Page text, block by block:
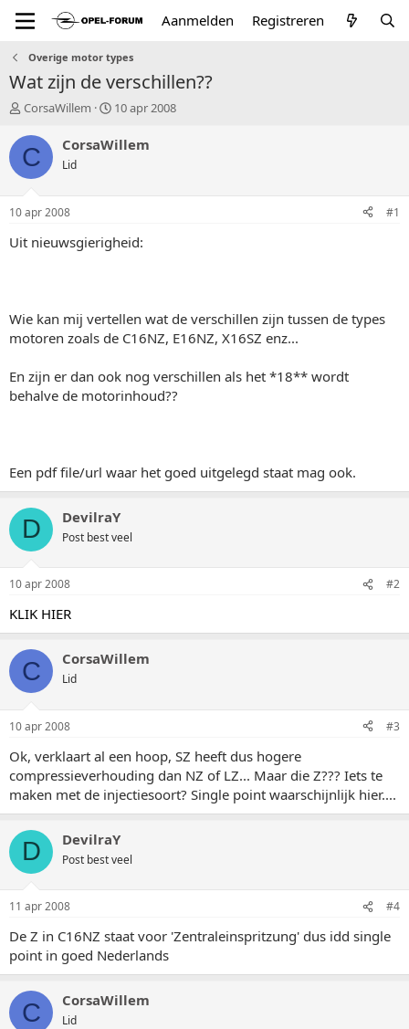
Aanmelden Registreren
Overige motor types
Wat zijn de verschillen??
T
p
i
a
r
CorsaWillem
S
a
u
10 apr 2008
C CorsaWillem
Lid
10 apr 2008 #1
Uit nieuwsgierigheid:
Wie kan mij vertellen wat de verschillen zijn tussen de types
motoren zoals de C16NZ, E16NZ, X16SZ enz...
En zijn er dan ook nog verschillen als het *18** wordt
behalve de motorinhoud??
Een pdf file/url waar het goed uitgelegd staat mag ook.
D DevilraY
Post best veel
10 apr 2008 #2
KLIK HIER
C CorsaWillem
Lid
10 apr 2008 #3
Ok, verklaart al een hoop, SZ heeft dus hogere
compressieverhouding dan NZ of LZ... Maar die Z??? Iets te
maken met de injectiesoort? Single point waarschijnlijk hier....
D DevilraY
Post best veel
11 apr 2008 #4
De Z in C16NZ staat voor 'Zentraleinspritzung' dus idd single
point in goed Nederlands
C CorsaWillem
Lid